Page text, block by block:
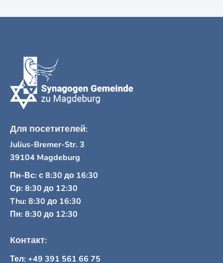
Для посетителей:
Julius-Bremer-Str. 3
39104 Magdeburg
Пн-Вс: с 8:30 до 16:30
Ср: 8:30 до 12:30
Thu: 8:30 до 16:30
Пн: 8:30 до 12:30
Контакт:
Тел: +49 391 561 66 75